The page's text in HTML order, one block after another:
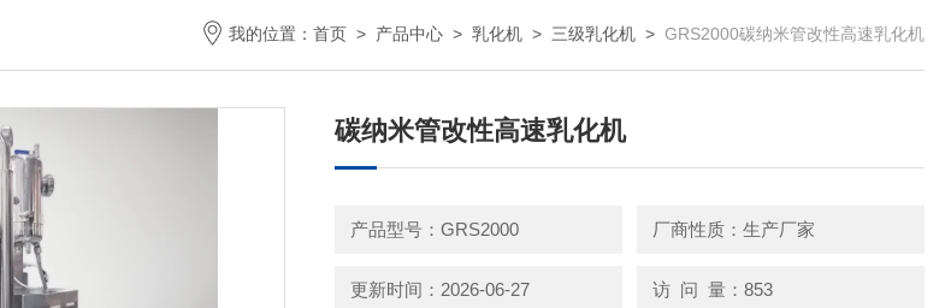
我的位置： 首页 > 产品中心 > 乳化机 > 三级乳化机 > GRS2000碳纳米管改性高速乳化机
碳纳米管改性高速乳化机
产品型号：GRS2000 厂商性质：生产厂家
更新时间：2026-06-27 访 问 量：853